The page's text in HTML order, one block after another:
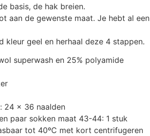
basis, de hak breien.
aan de gewenste maat. Je hebt al een
kleur geel en herhaal deze 4 stappen.
superwash en 25% polyamide
24 x 36 naalden
paar sokken maat 43-44: 1 stuk
tot 40ºC met kort centrifugeren